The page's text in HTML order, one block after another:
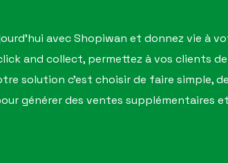
avec Shopiwan et donnez vie à
and collect, permettez à vos clients
solution c'est choisir de faire simple,
générer des ventes supplémentaires